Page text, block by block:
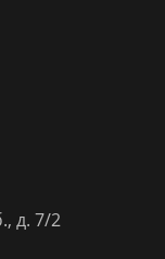
д. 7/2